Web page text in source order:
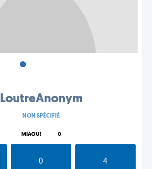
•
LoutreAnonym
NON SPÉCIFIÉ
MIAOU! 0
0
4